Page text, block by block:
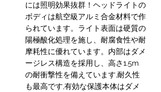
には照明効果抜群！ヘッドライトの
ボディは航空級アルミ合金材料で作
られています。ライト表面は硬質の
陽極酸化処理を施し、耐腐食性や耐
摩耗性に優れています。内部はダメ
ージレス構造を採用し、高さ1.5m
の耐衝撃性を備えています,耐久性
も最高です,有効な保護本体はダメ